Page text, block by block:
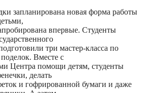
запланирована новая форма работы
впервые. Студенты
три мастер-класса по
Вместе с
Центра помощи детям, студенты
делать
и гофрированной бумаги и даже